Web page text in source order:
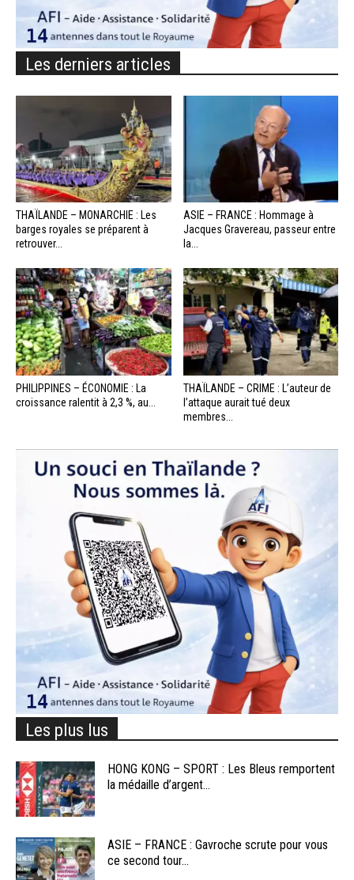
Les derniers articles
THAÏLANDE – MONARCHIE : Les
barges royales se préparent à
retrouver...
ASIE – FRANCE : Hommage à
Jacques Gravereau, passeur entre
la...
PHILIPPINES – ÉCONOMIE : La
croissance ralentit à 2,3 %, au...
THAÏLANDE – CRIME : L’auteur de
l’attaque aurait tué deux
membres...
Les plus lus
HONG KONG – SPORT : Les Bleus remportent
la médaille d’argent...
ASIE – FRANCE : Gavroche scrute pour vous
ce second tour...